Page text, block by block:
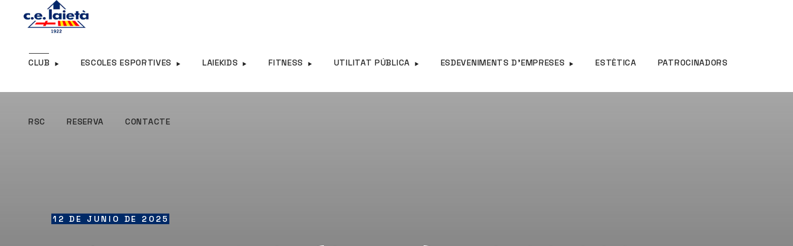
CLUB ESCOLES ESPORTIVES LAIEKIDS FITNESS UTILITAT PÚBLICA ESDEVENIMENTS D’EMPRESES ESTÈTICA PATROCINADORS
RSC RESERVA CONTACTE
RSC RESERVA
12 DE JUNIO DE 2025